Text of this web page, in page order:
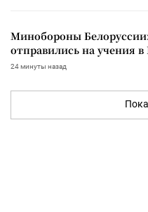
Минобороны
отправились на учения
24 минуты назад